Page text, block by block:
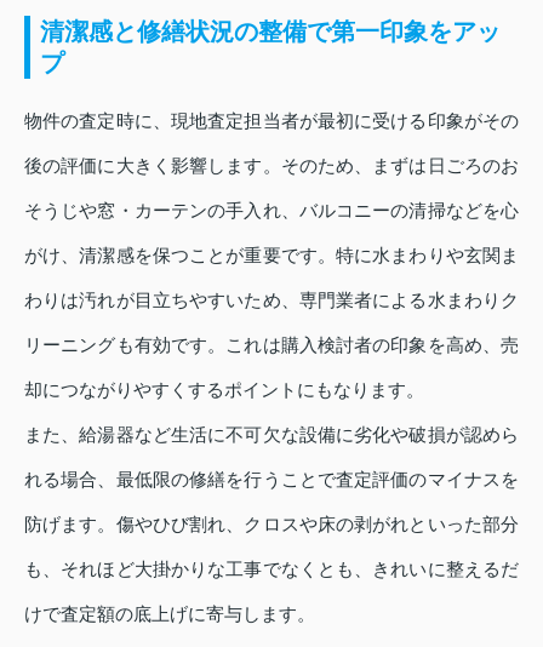
清潔感と修繕状況の整備で第一印象をアッ
プ
物件の査定時に、現地査定担当者が最初に受ける印象がその
後の評価に大きく影響します。そのため、まずは日ごろのお
そうじや窓・カーテンの手入れ、バルコニーの清掃などを心
がけ、清潔感を保つことが重要です。特に水まわりや玄関ま
わりは汚れが目立ちやすいため、専門業者による水まわりク
リーニングも有効です。これは購入検討者の印象を高め、売
却につながりやすくするポイントにもなります。
また、給湯器など生活に不可欠な設備に劣化や破損が認めら
れる場合、最低限の修繕を行うことで査定評価のマイナスを
防げます。傷やひび割れ、クロスや床の剥がれといった部分
も、それほど大掛かりな工事でなくとも、きれいに整えるだ
けで査定額の底上げに寄与します。